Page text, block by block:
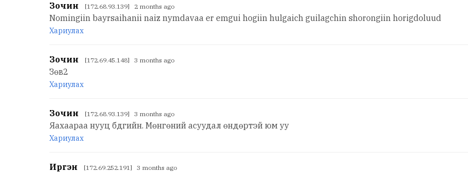
Зочин [172.68.93.139] 2 months ago
Nomingiin bayrsaihanii naiz nymdavaa er emgui hogiin hulgaich guilagchin shorongiin horigdoluud
Хариулах
Зочин [172.69.45.148] 3 months ago
Зөв2
Хариулах
Зочин [172.68.93.139] 3 months ago
Яахаараа нууц бдгийн. Мөнгөний асуудал өндөртэй юм уу
Хариулах
Иргэн [172.69.252.191] 3 months ago